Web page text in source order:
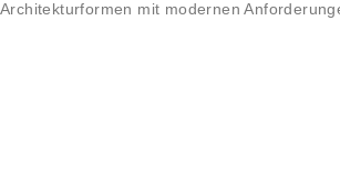
Architekturformen mit modernen